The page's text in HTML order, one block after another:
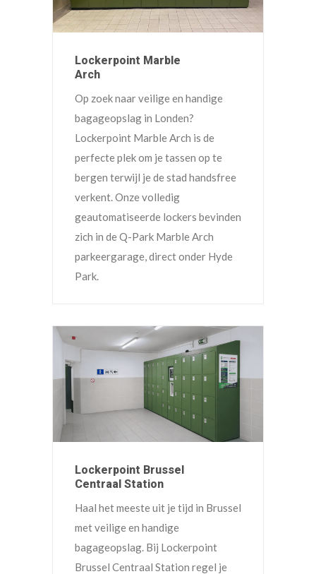
Lockerpoint Marble
Arch
Op zoek naar veilige en handige
bagageopslag in Londen?
Lockerpoint Marble Arch is de
perfecte plek om je tassen op te
bergen terwijl je de stad handsfree
verkent. Onze volledig
geautomatiseerde lockers bevinden
zich in de Q-Park Marble Arch
parkeergarage, direct onder Hyde
Park.
Lockerpoint Brussel
Centraal Station
Haal het meeste uit je tijd in Brussel
met veilige en handige
bagageopslag. Bij Lockerpoint
Brussel Centraal Station regel je